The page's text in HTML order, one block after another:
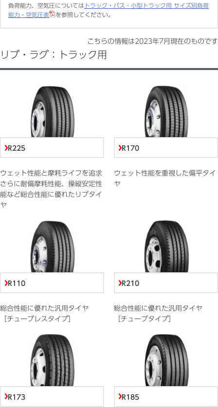
負荷能力、空気圧については トラック・バス・小型トラック用 サイズ別負荷
能力・空気圧表
を参照してください。
こちらの情報は2023年7月 現在のものです
リブ・ラグ：トラック用
R225
ウェット性能と摩耗ライフを追求
さらに耐偏摩耗性能、操縦安定性
能など総合性能に優れたリブタイ
ヤ
R170
ウェット性能を重視した偏平タイ
ヤ
R110
総合性能に優れた汎用タイヤ
［チューブレスタイプ］
R210
総合性能に優れた汎用タイヤ
［チューブタイプ］
R173 R185